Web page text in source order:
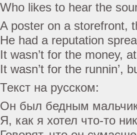
Who likes to hear the
A poster on a storefront,
He had a reputation
It wasn’t for the money,
It wasn’t for the runnin’,
Текст на русском:
Он был бедным
Я, как я хотел что-то